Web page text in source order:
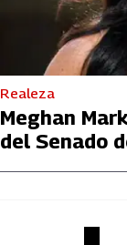
Realeza
Meghan
del Senado